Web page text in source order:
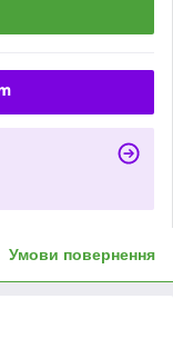
Умови повернення